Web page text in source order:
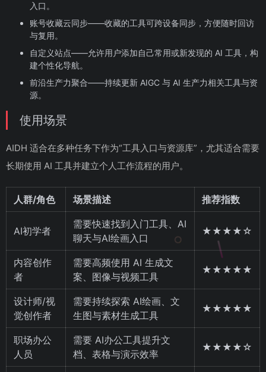
入口。
账号收藏云同步——收藏的工具可跨设备同步，方便随时回访
与复用。
自定义站点——允许用户添加自己常用或新发现的 AI 工具，构
建个性化导航。
前沿生产力聚合——持续更新 AIGC 与 AI 生产力相关工具与资
源。
使用场景
AIDH 适合在多种任务下作为“工具入口与资源库”，尤其适合需要
长期使用 AI 工具并建立个人工作流程的用户。
人群/角色 场景描述 推荐指数
AI初学者
需要快速找到入门工具、AI
聊天与AI绘画入口
★★★★☆
内容创作
者
需要高频使用 AI 生成文
案、图像与视频工具
★★★★★
设计师/视
觉创作者
需要持续探索 AI绘画、文
生图与素材生成工具
★★★★★
职场办公
人员
需要 AI办公工具提升文
档、表格与演示效率
★★★★☆